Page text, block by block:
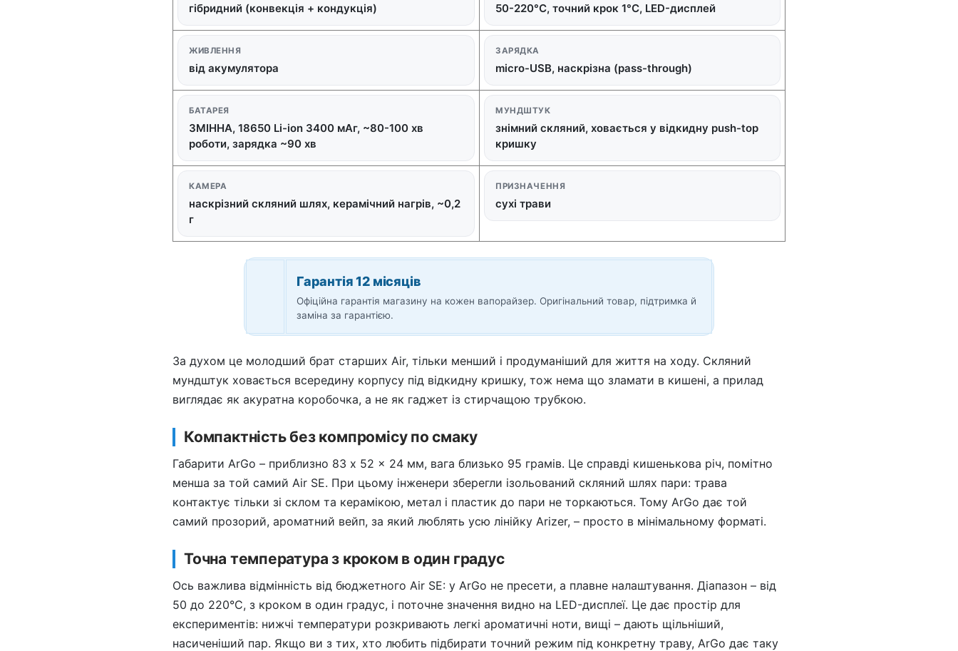
гібридний (конвекція + кондукція) 50-220°C, точний крок 1°C, LED-дисплей
ЖИВЛЕННЯ
від акумулятора
ЗАРЯДКА
micro-USB, наскрізна (pass-through)
БАТАРЕЯ
ЗМІННА, 18650 Li-ion 3400 мАг, ~80-100 хв
роботи, зарядка ~90 хв
МУНДШТУК
знімний скляний, ховається у відкидну push-top
кришку
КАМЕРА
наскрізний скляний шлях, керамічний нагрів, ~0,2
г
ПРИЗНАЧЕННЯ
сухі трави
Гарантія 12 місяців
Офіційна гарантія магазину на кожен вапорайзер. Оригінальний товар, підтримка й
заміна за гарантією.
За духом це молодший брат старших Air, тільки менший і продуманіший для життя на ходу. Скляний
мундштук ховається всередину корпусу під відкидну кришку, тож нема що зламати в кишені, а прилад
виглядає як акуратна коробочка, а не як гаджет із стирчащою трубкою.
Компактність без компромісу по смаку
Габарити ArGo – приблизно 83 x 52 x 24 мм, вага близько 95 грамів. Це справді кишенькова річ, помітно
менша за той самий Air SE. При цьому інженери зберегли ізольований скляний шлях пари: трава
контактує тільки зі склом та керамікою, метал і пластик до пари не торкаються. Тому ArGo дає той
самий прозорий, ароматний вейп, за який люблять усю лінійку Arizer, – просто в мінімальному форматі.
Точна температура з кроком в один градус
Ось важлива відмінність від бюджетного Air SE: у ArGo не пресети, а плавне налаштування. Діапазон – від
50 до 220°C, з кроком в один градус, і поточне значення видно на LED-дисплеї. Це дає простір для
експериментів: нижчі температури розкривають легкі ароматичні ноти, вищі – дають щільніший,
насиченіший пар. Якщо ви з тих, хто любить підбирати точний режим під конкретну траву, ArGo дає таку